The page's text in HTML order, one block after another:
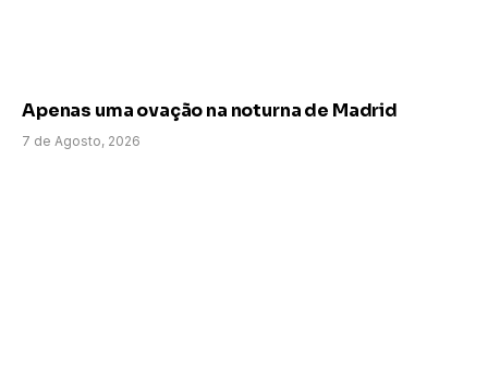
Apenas uma ovação na noturna de Madrid
7 de Agosto, 2026